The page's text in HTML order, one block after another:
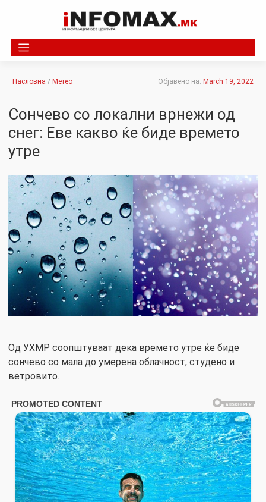
Насловна / Метео Објавено на: March 19, 2022
Сончево со локални врнежи од
снег: Еве какво ќе биде времето
утре
Од УХМР соопштуваат дека времето утре ќе биде
сончево со мала до умерена облачност, студено и
ветровито.